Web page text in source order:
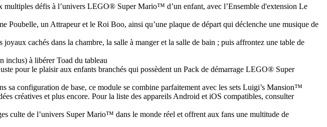
défis à l’univers LEGO® Super Mario™ d’un enfant, avec l’Ensemble d'extension Le
un Attrapeur et le Roi Boo, ainsi qu’une plaque de départ qui déclenche une musique de
cachés dans la chambre, la salle à manger et la salle de bain ; puis affrontez une table de
à libérer Toad du tableau
pour le plaisir aux enfants branchés qui possèdent un Pack de démarrage LEGO® Super
sa configuration de base, ce module se combine parfaitement avec les sets Luigi’s Mansion™
créatives et plus encore. Pour la liste des appareils Android et iOS compatibles, consulter
culte de l’univers Super Mario™ dans le monde réel et offrent aux fans une multitude de